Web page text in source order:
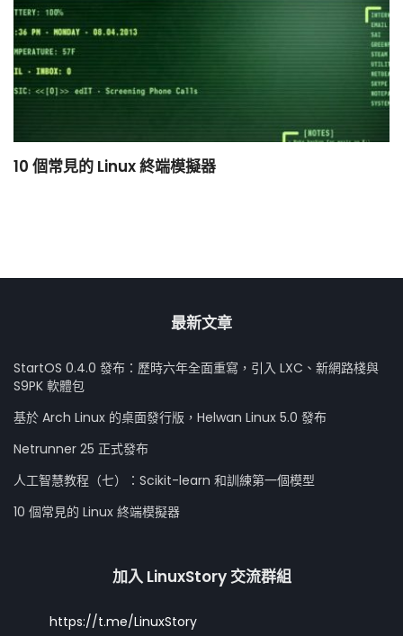
10 個常見的 Linux 終端模擬器
最新文章
StartOS 0.4.0 發布：歷時六年全面重寫，引入 LXC、新網路棧與
S9PK 軟體包
基於 Arch Linux 的桌面發行版，Helwan Linux 5.0 發布
Netrunner 25 正式發布
人工智慧教程（七）：Scikit-learn 和訓練第一個模型
10 個常見的 Linux 終端模擬器
加入 LinuxStory 交流群組
https://t.me/LinuxStory